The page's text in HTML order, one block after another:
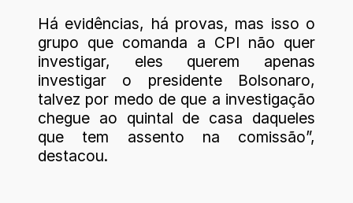
Há evidências, há provas, mas isso o
grupo que comanda a CPI não quer
investigar, eles querem apenas
investigar o presidente Bolsonaro,
talvez por medo de que a investigação
chegue ao quintal de casa daqueles
que tem assento na comissão”,
destacou.